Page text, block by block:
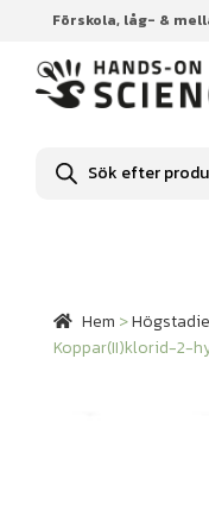
Förskola, låg- &
Produktsökning
Hem Högstadiet &
Koppar(II)klorid-2-
Hem >
Koppar(II)klorid-2-